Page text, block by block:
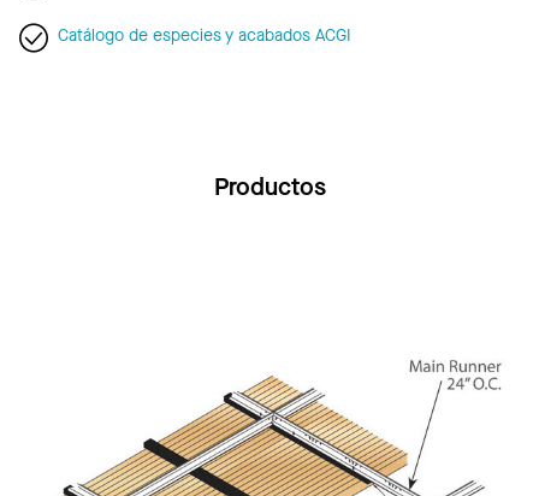
Catálogo de especies y acabados ACGI
Productos